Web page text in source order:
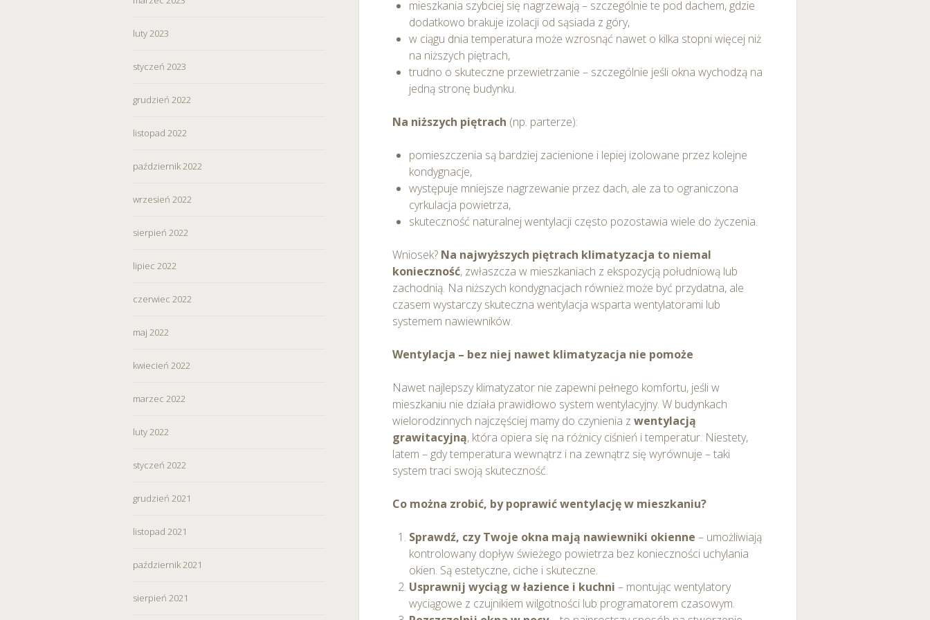
wycofać zgodę i dokonać zmiany ustawień dotyczących plików cookie w każdej chwili za pośrednictwem panelu
Polityki prywatności – pliki cookie
Możesz również dostosować wybory dotyczące plików cookie i udzielić zgody na wykorzystywanie plików cookie
w Serwisie tylko w wybranych przez Ciebie celach poprzez wybranie opcji „Dostosuj wybory”.
luty 2023
styczeń 2023
grudzień 2022
listopad 2022
październik 2022
wrzesień 2022
sierpień 2022
lipiec 2022
czerwiec 2022
maj 2022
kwiecień 2022
marzec 2022
luty 2022
styczeń 2022
grudzień 2021
listopad 2021
październik 2021
sierpień 2021
mieszkania szybciej się nagrzewają – szczególnie te pod dachem, gdzie
dodatkowo brakuje izolacji od sąsiada z góry,
w ciągu dnia temperatura może wzrosnąć nawet o kilka stopni więcej niż
na niższych piętrach,
trudno o skuteczne przewietrzanie – szczególnie jeśli okna wychodzą na
jedną stronę budynku.
Na niższych piętrach (np. parterze):
pomieszczenia są bardziej zacienione i lepiej izolowane przez kolejne
kondygnacje,
występuje mniejsze nagrzewanie przez dach, ale za to ograniczona
cyrkulacja powietrza,
skuteczność naturalnej wentylacji często pozostawia wiele do życzenia.
Wniosek? Na najwyższych piętrach klimatyzacja to niemal
konieczność, zwłaszcza w mieszkaniach z ekspozycją południową lub
zachodnią. Na niższych kondygnacjach również może być przydatna, ale
czasem wystarczy skuteczna wentylacja wsparta wentylatorami lub
systemem nawiewników.
Wentylacja – bez niej nawet klimatyzacja nie pomoże
Nawet najlepszy klimatyzator nie zapewni pełnego komfortu, jeśli w
mieszkaniu nie działa prawidłowo system wentylacyjny. W budynkach
wielorodzinnych najczęściej mamy do czynienia zwentylacją
grawitacyjną, która opiera się na różnicy ciśnień i temperatur. Niestety,
latem – gdy temperatura wewnątrz i na zewnątrz się wyrównuje – taki
system traci swoją skuteczność.
Co można zrobić, by poprawić wentylację w mieszkaniu?
Sprawdź, czy Twoje okna mają nawiewniki okienne – umożliwiają
kontrolowany dopływ świeżego powietrza bez konieczności uchylania
okien. Są estetyczne, ciche i skuteczne.
Usprawnij wyciąg w łazience i kuchni – montując wentylatory
wyciągowe z czujnikiem wilgotności lub programatorem czasowym.